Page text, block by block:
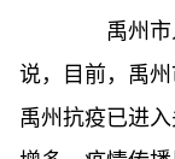
禹州市人
说，目前，禹
禹州抗疫已进